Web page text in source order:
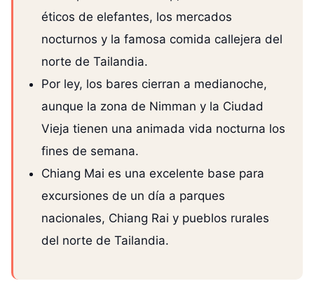
éticos de elefantes, los mercados
nocturnos y la famosa comida callejera del
norte de Tailandia.
Por ley, los bares cierran a medianoche,
aunque la zona de Nimman y la Ciudad
Vieja tienen una animada vida nocturna los
fines de semana.
Chiang Mai es una excelente base para
excursiones de un día a parques
nacionales, Chiang Rai y pueblos rurales
del norte de Tailandia.